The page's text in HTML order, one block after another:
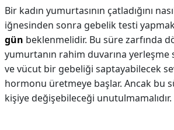
Bir kadın yumurtasının çatladığını
iğnesinden sonra gebelik testi
gün beklenmelidir. Bu süre zarfında
yumurtanın rahim duvarına yerleşme
ve vücut bir gebeliği saptayabilecek
hormonu üretmeye başlar. Ancak bu
kişiye değişebileceği unutulmamalıdır.